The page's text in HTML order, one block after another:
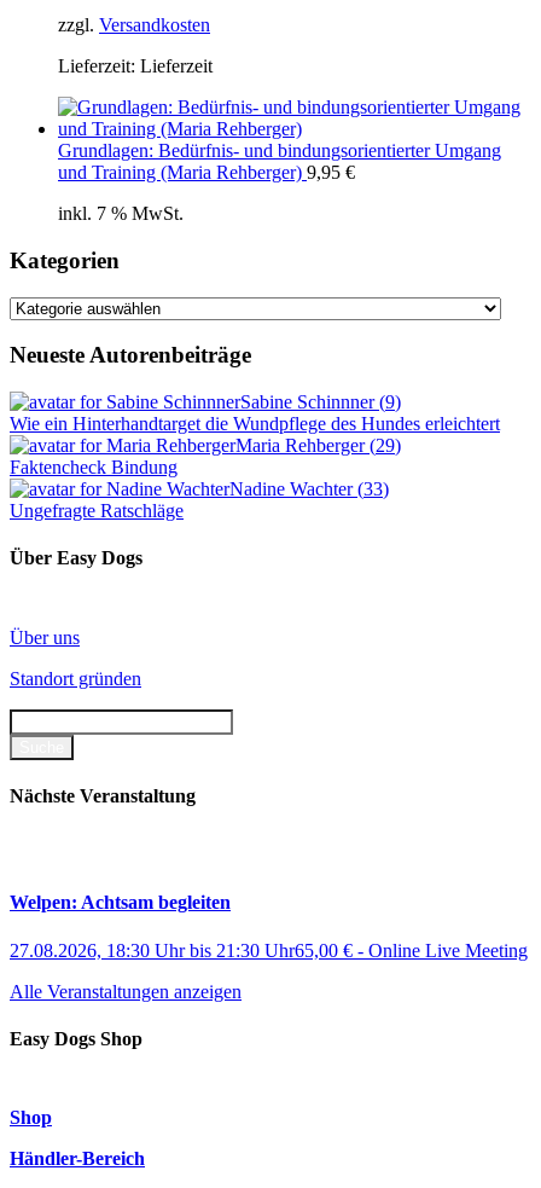
zzgl. Versandkosten
Lieferzeit: Lieferzeit
Grundlagen: Bedürfnis- und bindungsorientierter Umgang
und Training (Maria Rehberger) 9,95 €
inkl. 7 % MwSt.
Kategorien
Kategorien
Neueste Autorenbeiträge
Sabine Schinnner(9)
Wie ein Hinterhandtarget die Wundpflege des Hundes erleichtert
Maria Rehberger(29)
Faktencheck Bindung
Nadine Wachter(33)
Ungefragte Ratschläge
Über Easy Dogs
Über uns
Standort gründen
Nächste Veranstaltung
Welpen: Achtsam begleiten
27.08.2026, 18:30 Uhrbis 21:30 Uhr65,00 € - Online Live Meeting
Alle Veranstaltungen anzeigen
Easy Dogs Shop
Shop
Händler-Bereich